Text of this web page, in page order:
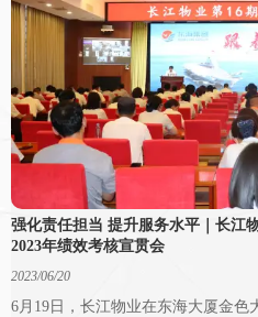
强化责任担当 提升服务水平｜长江
2023年绩效考核宣贯会
2023/06/20
6月19日，长江物业在东海大厦金色